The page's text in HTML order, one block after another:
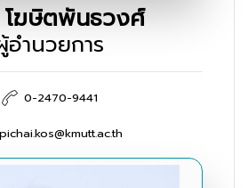
ฆษิตพันธวงศ์
อำนวยการ
0-2470-9441
pichai.kos@kmutt.ac.th